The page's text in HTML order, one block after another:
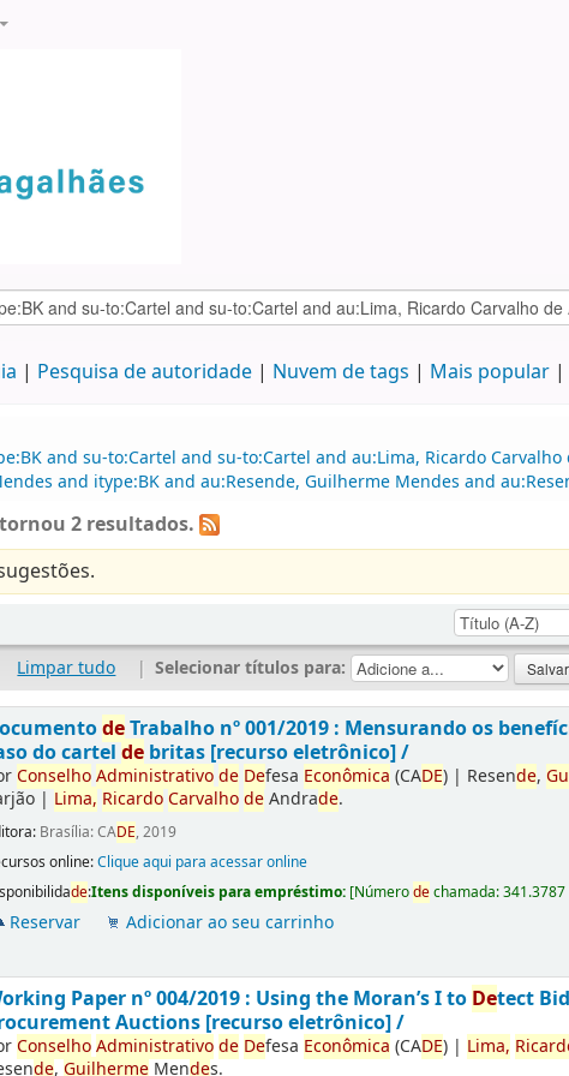
Pesquisa de autoridade Nuvem de tags Mais popular
and su-to:Cartel and su-to:Cartel and au:Lima, Ricardo
and itype:BK and au:Resende, Guilherme Mendes and
2 resultados.
Limpar tudo | Selecionar títulos para:
deTrabalho nº 001/2019 : Mensurando os
do cartelde britas [recurso eletrônico] /
ConselhoAdministrativode Defesa Econômica (CADE) | Resende,
| Lima, RicardoCarvalhodeAndrade.
Brasília: CADE, 2019
online:Clique aqui para acessar online
de:Itens disponíveis para empréstimo: [Númerodechamada:
Reservar Adicionar ao seu carrinho
Paper nº 004/2019 : Using the Moran’s I to Detect
Auctions [recurso eletrônico] /
ConselhoAdministrativode Defesa Econômica (CADE) | Lima,
de,Guilherme Mendes.